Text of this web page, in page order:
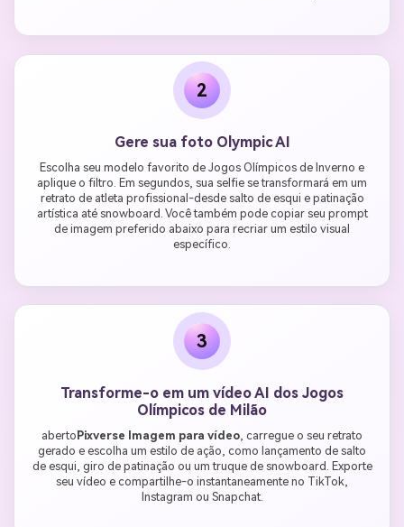
2
Gere sua foto Olympic AI
Escolha seu modelo favorito de Jogos Olímpicos de Inverno e
aplique o filtro. Em segundos, sua selfie se transformará em um
retrato de atleta profissional-desde salto de esqui e patinação
artística até snowboard. Você também pode copiar seu prompt
de imagem preferido abaixo para recriar um estilo visual
específico.
3
Transforme-o em um vídeo AI dos Jogos
Olímpicos de Milão
abertoPixverse Imagem para vídeo , carregue o seu retrato
gerado e escolha um estilo de ação, como lançamento de salto
de esqui, giro de patinação ou um truque de snowboard. Exporte
seu vídeo e compartilhe-o instantaneamente no TikTok,
Instagram ou Snapchat.